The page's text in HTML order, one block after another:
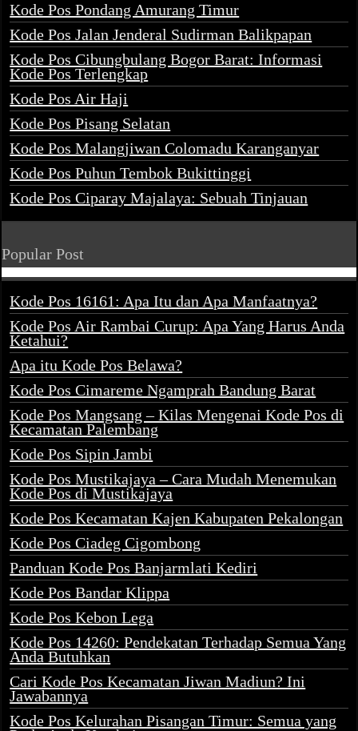
Kode Pos Pondang Amurang Timur
Kode Pos Jalan Jenderal Sudirman Balikpapan
Kode Pos Cibungbulang Bogor Barat: Informasi
Kode Pos Terlengkap
Kode Pos Air Haji
Kode Pos Pisang Selatan
Kode Pos Malangjiwan Colomadu Karanganyar
Kode Pos Puhun Tembok Bukittinggi
Kode Pos Ciparay Majalaya: Sebuah Tinjauan
Popular Post
Kode Pos 16161: Apa Itu dan Apa Manfaatnya?
Kode Pos Air Rambai Curup: Apa Yang Harus Anda
Ketahui?
Apa itu Kode Pos Belawa?
Kode Pos Cimareme Ngamprah Bandung Barat
Kode Pos Mangsang – Kilas Mengenai Kode Pos di
Kecamatan Palembang
Kode Pos Sipin Jambi
Kode Pos Mustikajaya – Cara Mudah Menemukan
Kode Pos di Mustikajaya
Kode Pos Kecamatan Kajen Kabupaten Pekalongan
Kode Pos Ciadeg Cigombong
Panduan Kode Pos Banjarmlati Kediri
Kode Pos Bandar Klippa
Kode Pos Kebon Lega
Kode Pos 14260: Pendekatan Terhadap Semua Yang
Anda Butuhkan
Cari Kode Pos Kecamatan Jiwan Madiun? Ini
Jawabannya
Kode Pos Kelurahan Pisangan Timur: Semua yang